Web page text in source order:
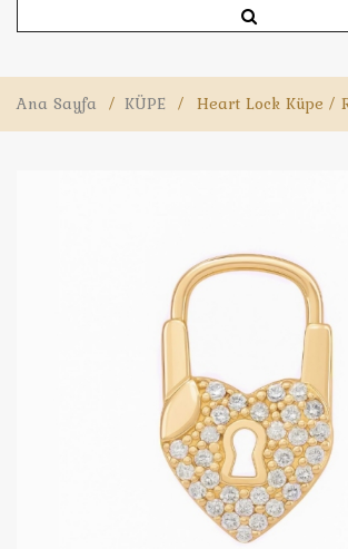
Ana Sayfa / KÜPE / Heart Lock Küpe /